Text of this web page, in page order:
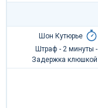
Шон Кутюрье
Штраф - 2 минуты -
Задержка клюшкой